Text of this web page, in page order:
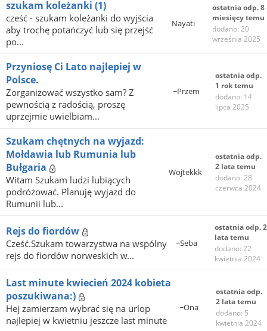
szukam koleżanki (1)
cześć - szukam koleżanki do wyjścia
aby trochę potańczyć lub się przejść
po...
Nayati
ostatnia odp. 8
miesięcy temu
dodano: 20
września 2025
Przyniosę Ci Lato najlepiej w
Polsce.
Zorganizować wszystko sam? Z
pewnością z radością, proszę
uprzejmie uwielbiam...
~Przem
ostatnia odp.
1 rok temu
dodano: 14
lipca 2025
Szukam chętnych na wyjazd:
Mołdawia lub Rumunia lub
Bułgaria
Witam Szukam ludzi lubiących
podróżować. Planuję wyjazd do
Rumunii lub...
Wojtekkk
ostatnia odp.
2 lata temu
dodano: 28
czerwca 2024
Rejs do fiordów
Cześć.Szukam towarzystwa na wspólny
rejs do fiordów norweskich w...
~Seba
ostatnia odp. 2
lata temu
dodano: 22
kwietnia 2024
Last minute kwiecień 2024 kobieta
poszukiwana:)
Hej zamierzam wybrać się na urlop
najlepiej w kwietniu jeszcze last minute
~Ona
ostatnia odp.
2 lata temu
dodano: 5
kwietnia 2024